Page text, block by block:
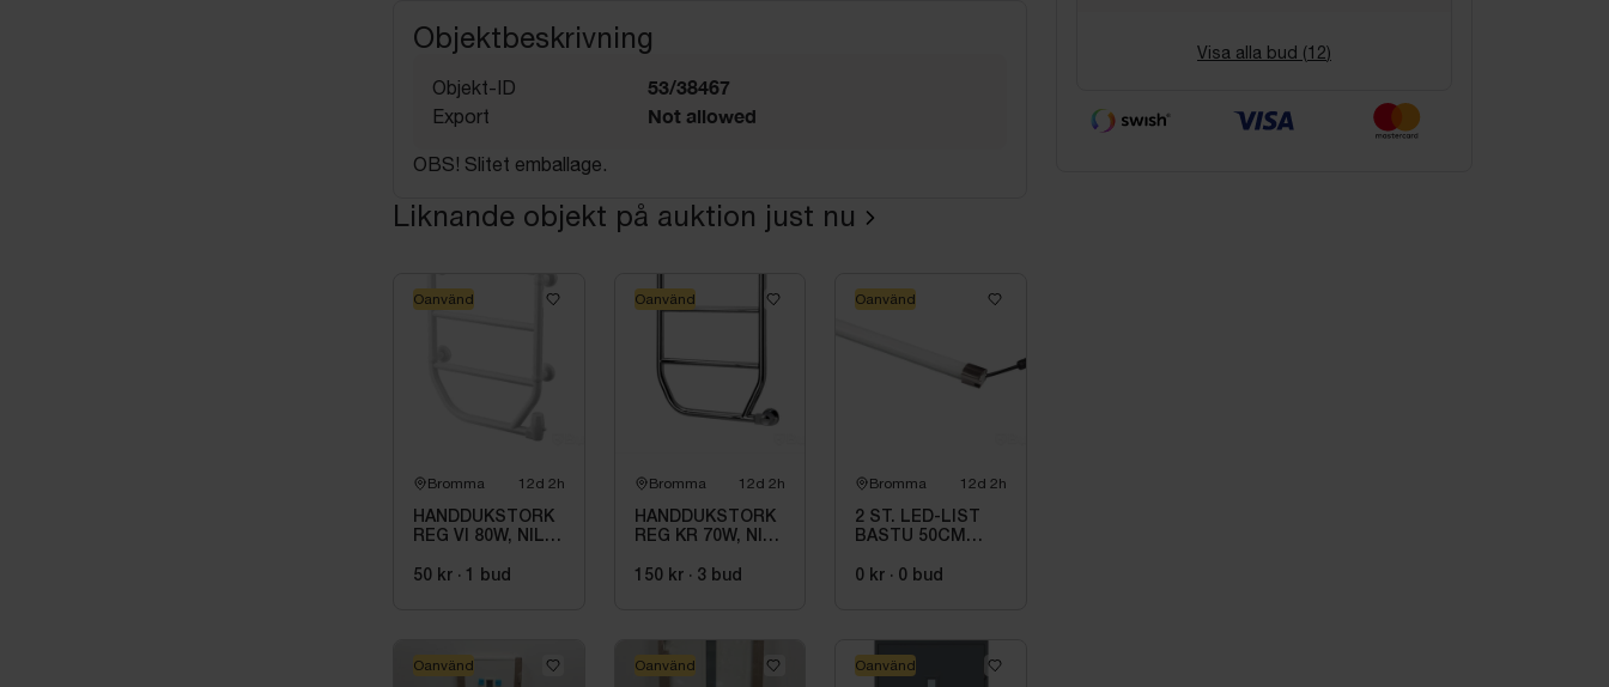
Objektbeskrivning
Objekt-ID 53/38467
Export Not allowed
OBS! Slitet emballage.
Liknande objekt på auktion just nu
Bromma 12d 2h
HANDDUKSTORK
REG VI 80W, NIL R
50 kr · 1 bud
Oanvänd
Bromma 12d 2h
HANDDUKSTORK
REG KR 70W, NIL
1C
150 kr · 3 bud
Oanvänd
Bromma 12d 2h
2 ST. LED-LIST
BASTU 50CM
HEATLINE
0 kr · 0 bud
Oanvänd
Oanvänd Oanvänd Oanvänd
Visa alla bud (12)